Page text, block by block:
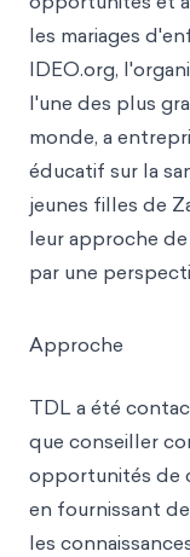
les mariages
IDEO.org,
l'une des plus
monde, a
éducatif sur la
jeunes filles de
leur approche
par une
Approche
TDL a été
que conseiller
opportunités de
en fournissant
les